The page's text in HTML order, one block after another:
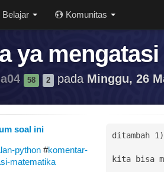
Belajar Komunitas
ya
58 2 pada Minggu, 26
soal ini
python#komentar-
matematika
ditambah 1)
kita bisa